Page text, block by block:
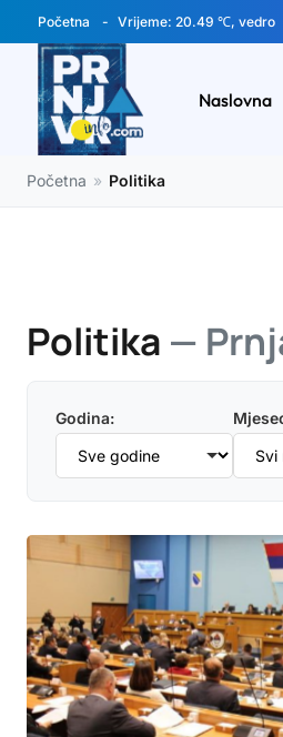
Početna Vrijeme: 20.49 ℃, vedro
Naslovna
Početna » Politika
Politika —
Godina: